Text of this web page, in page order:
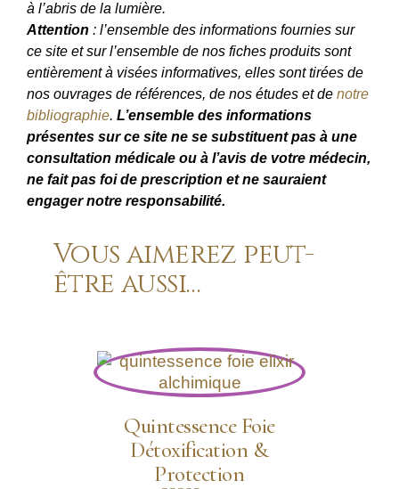
à l’abris de la lumière.
Attention : l’ensemble des informations fournies sur
ce site et sur l’ensemble de nos fiches produits sont
entièrement à visées informatives, elles sont tirées de
nos ouvrages de références, de nos études et de notre
bibliographie. L’ensemble des informations
présentes sur ce site ne se substituent pas à une
consultation médicale ou à l’avis de votre médecin,
ne fait pas foi de prescription et ne sauraient
engager notre responsabilité.
Vous aimerez peut-
être aussi…
Quintessence Foie
Détoxification &
Protection